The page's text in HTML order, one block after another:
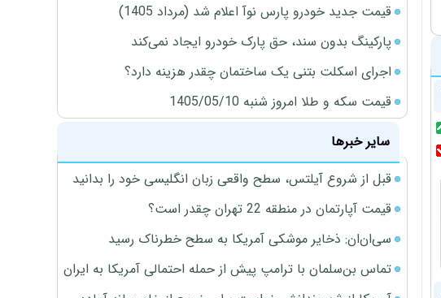
قیمت جدید خودرو پارس نوآ اعلام شد (مرداد 1405)
پارکینگ بدون سند، حق پارک خودرو ایجاد نمی‌کند
اجرای اسکلت بتنی یک ساختمان چقدر هزینه دارد؟
قیمت سکه و طلا امروز شنبه 1405/05/10
سایر خبرها
قبل از شروع آیلتس، سطح واقعی زبان انگلیسی خود را بدانید
قیمت آپارتمان در منطقه 22 تهران چقدر است؟
سی‌ان‌ان: ذخایر موشکی آمریکا به سطح خطرناک رسید
تماس بن‌سلمان با ترامپ پیش از حمله احتمالی آمریکا به ایران